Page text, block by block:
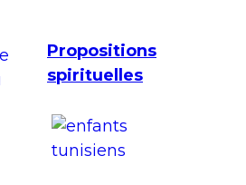
Propositions
spirituelles